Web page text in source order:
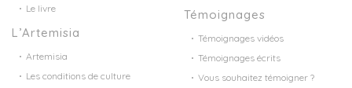
Le livre
L’Artemisia
Artemisia
Les conditions de culture
Témoignages
Témoignages vidéos
Témoignages écrits
Vous souhaitez témoigner ?